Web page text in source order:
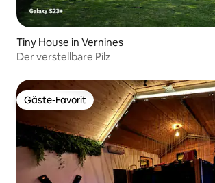
Tiny House in Vernines
Der verstellbare Pilz
Gäste-Favorit
Gäste-Favorit